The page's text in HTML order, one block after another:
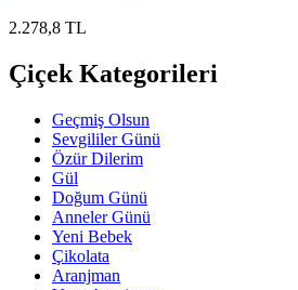
2.278,8 TL
Çiçek Kategorileri
Geçmiş Olsun
Sevgililer Günü
Özür Dilerim
Gül
Doğum Günü
Anneler Günü
Yeni Bebek
Çikolata
Aranjman